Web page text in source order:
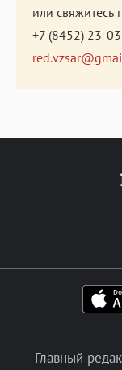
или свяжитесь
+7 (8452) 23-
Главный